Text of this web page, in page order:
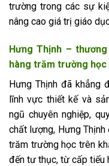
trường trong các sự
nâng cao giá trị giáo
Hưng Thịnh –
hàng trăm trường học
Hưng Thịnh đã khẳng
lĩnh vực thiết kế và
ngũ chuyên nghiệp,
chất lượng, Hưng
trăm trường học trên
đến tư thục, từ cấp tiểu